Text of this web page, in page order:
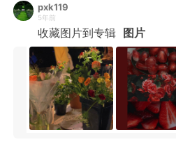
pxk119
5年前
收藏图片到专辑 图片